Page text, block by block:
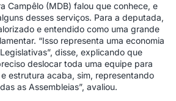
Campêlo (MDB) falou que conhece, e
desses serviços. Para a deputada,
e entendido como uma grande
“Isso representa uma economia
disse, explicando que
deslocar toda uma equipe para
e estrutura acaba, sim, representando
as Assembleias”, avaliou.